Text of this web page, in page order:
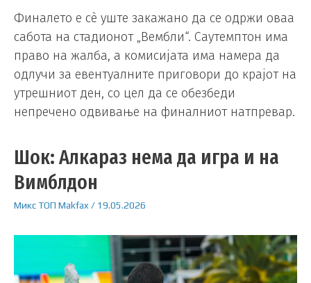
Финалето е сè уште закажано да се одржи оваа
сабота на стадионот „Вембли“. Саутемптон има
право на жалба, а комисијата има намера да
одлучи за евентуалните приговори до крајот на
утрешниот ден, со цел да се обезбеди
непречено одвивање на финалниот натпревар.
Шок: Алкараз нема да игра и на
Вимблдон
МиксТОП Makfax / 19.05.2026